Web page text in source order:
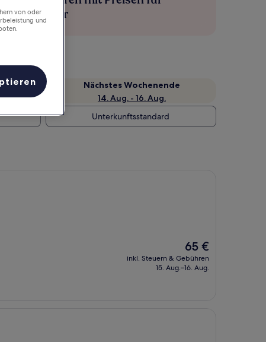
Mitglieder
Nächstes Wochenende
14. Aug. - 16. Aug.
Unterkunftsstandard
Der
Preis
beträgt
65 €
inkl. Steuern & Gebühren
15. Aug.–16. Aug.
von oder
und